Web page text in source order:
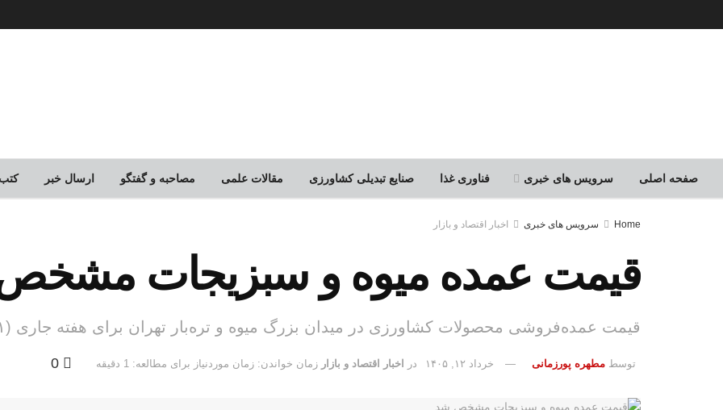
صفحه اصلی سرویس های خبری فناوری غذا صنایع تبدیلی کشاورزی مقالات علمی مصاحبه و گفتگو ارسال خبر
Home سرویس های خبری اخبار اقتصاد و بازار
قیمت عمده میوه و سبزیجات
قیمت عمده‌فروشی محصولات کشاورزی در میدان بزرگ میوه و تره‌بار تهران برای هفته جاری (۱۱ تا ۱۷ خرداد ۱۴۰۵) مشخص شد.
توسط مطهره پورزمانی خرداد ۱۲, ۱۴۰۵ در اخبار اقتصاد و بازار زمان خواندن: زمان موردنیاز برای مطالعه: 1 دقیقه